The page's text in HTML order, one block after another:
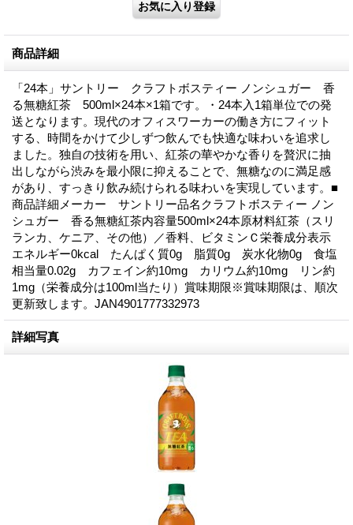
商品詳細
「24本」サントリー クラフトボスティー ノンシュガー 香
る無糖紅茶 500ml×24本×1箱です。・24本入1箱単位での発
送となります。現代のオフィスワーカーの働き方にフィット
する、時間をかけて少しずつ飲んでも快適な味わいを追求し
ました。独自の技術を用い、紅茶の華やかな香りを贅沢に抽
出しながら渋みを最小限に抑えることで、無糖なのに満足感
があり、すっきり飲み続けられる味わいを実現しています。■
商品詳細メーカー サントリー品名クラフトボスティー ノン
シュガー 香る無糖紅茶内容量500ml×24本原材料紅茶（スリ
ランカ、ケニア、その他）／香料、ビタミンＣ栄養成分表示
エネルギー0kcal たんぱく質0g 脂質0g 炭水化物0g 食塩
相当量0.02g カフェイン約10mg カリウム約10mg リン約
1mg（栄養成分は100ml当たり）賞味期限※賞味期限は、順次
更新致します。JAN4901777332973
詳細写真